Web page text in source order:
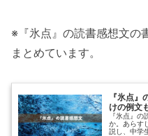
※『氷点』の読書感想文の
まとめています。
『氷点
けの例文
『氷点』
か。あらす
説し、中学